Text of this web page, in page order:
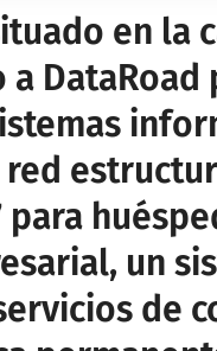
en la
a
un
de